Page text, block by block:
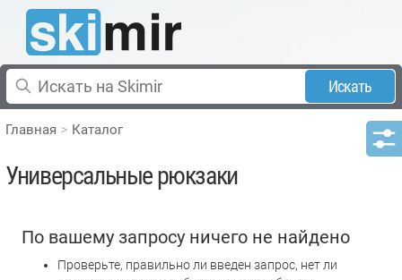
Искать
Главная Каталог
Универсальные рюкзаки
По вашему запросу ничего не найдено
Проверьте, правильно ли введен запрос, нет ли